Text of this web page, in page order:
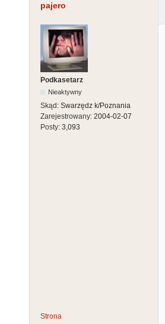
pajero
Podkasetarz
Nieaktywny
Skąd: Swarzędz k/Poznania
Zarejestrowany: 2004-02-07
Posty: 3,093
Strona